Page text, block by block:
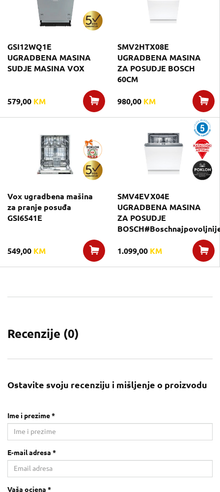
GSI12WQ1E
UGRADBENA MASINA
SUDJE MASINA VOX
579,00 KM
SMV2HTX08E
UGRADBENA MASINA
ZA POSUDJE BOSCH
60CM
980,00 KM
Vox ugradbena mašina
za pranje posuđa
GSI6541E
549,00 KM
SMV4EVX04E
UGRADBENA MASINA
ZA POSUDJE
1.099,00 KM
Recenzije (0)
Ostavite svoju recenziju i mišljenje o proizvodu
Ime i prezime *
E-mail adresa *
Vaša ocjena *